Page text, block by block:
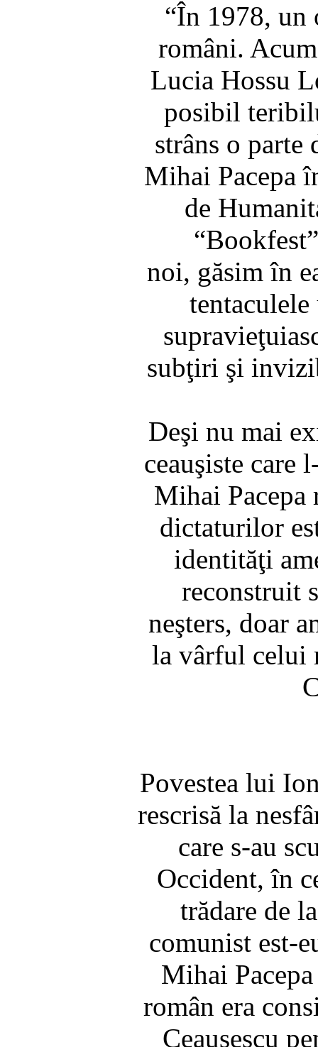
“În 1978, un
români. Acum
Lucia Hossu
posibil
strâns o
Mihai Pacepa
de
noi, găsim în
tentaculele
subţiri şi
Deşi nu mai
ceauşiste care
Mihai Pacepa
dictaturilor
identităţi
reconstruit
neşters, doar
la vârful celui
Povestea lui
rescrisă la
care s-au
Occident, în
trădare de
comunist est-
Mihai
român era
Ceauşescu